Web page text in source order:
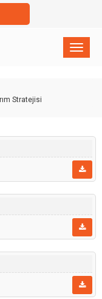
×
Stratejisi